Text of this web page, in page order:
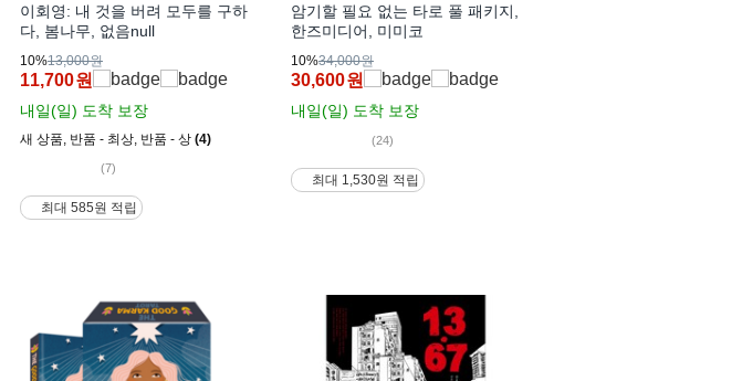
이회영: 내 것을 버려 모두를 구하
다, 봄나무, 없음null
10%13,000원
11,700원
내일(일) 도착 보장
새 상품 반품 - 최상 반품 - 상 (4)
(7)
최대 585원 적립
암기할 필요 없는 타로 풀 패키지,
한즈미디어, 미미코
10%34,000원
30,600원
내일(일) 도착 보장
(24)
최대 1,530원 적립